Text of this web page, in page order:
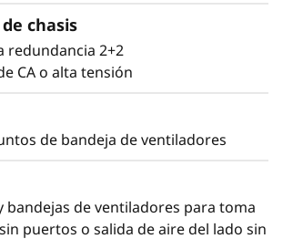
chasis
redundancia 2+2
CA o alta tensión
de bandeja de ventiladores
bandejas de ventiladores para toma
puertos o salida de aire del lado sin